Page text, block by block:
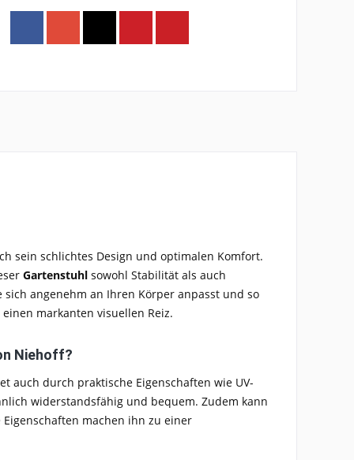
sein schlichtes Design und optimalen Komfort.
Gartenstuhl sowohl Stabilität als auch
sich angenehm an Ihren Körper anpasst und so
markanten visuellen Reiz.
Niehoff?
auch durch praktische Eigenschaften wie UV-
widerstandsfähig und bequem. Zudem kann
machen ihn zu einer